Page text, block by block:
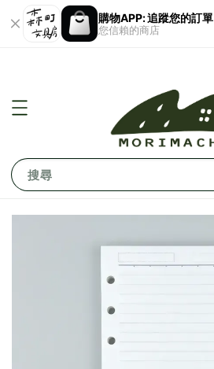
購物APP: 追蹤您的訂單
您信賴的商店
搜尋